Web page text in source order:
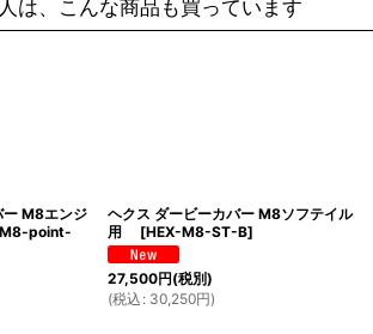
は、こんな商品も買っています
ー M8エンジ
point-
ヘクス ダービーカバー M8ソフテイル
用
[HEX-M8-ST-B]
27,500円(税別)
(税込 : 30,250円)